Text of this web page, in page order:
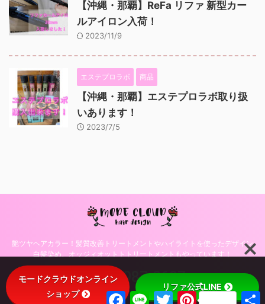
【沖縄・那覇】ReFa リファ 新型カー
ルアイロン入荷！
2023/11/9
エステプロラボ 商品
【沖縄・那覇】エステプロラボ取り扱
いあります！
2023/7/5
艶ツヤヘアカラー！髪質改善トリートメントやハイライトを使ったデザイン
白髪染め、オッジィオットトトリートメントもやっています！
098-987-0697
© 2026 沖縄・那覇・美容室モードクラウドヘアデザインのブログ！
F
L
T
P
モードクラウドオンライン
ショップ
リファ公式LINE